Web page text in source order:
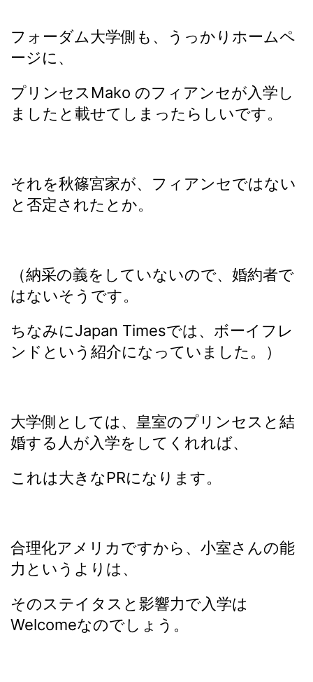
フォーダム大学側も、うっかりホームペ
ージに、
プリンセスMako のフィアンセが入学し
ましたと載せてしまったらしいです。
それを秋篠宮家が、フィアンセではない
と否定されたとか。
（納采の義をしていないので、婚約者で
はないそうです。
ちなみにJapan Timesでは、ボーイフレ
ンドという紹介になっていました。）
大学側としては、皇室のプリンセスと結
婚する人が入学をしてくれれば、
これは大きなPRになります。
合理化アメリカですから、小室さんの能
力というよりは、
そのステイタスと影響力で入学は
Welcomeなのでしょう。